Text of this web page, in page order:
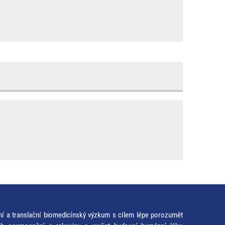
a translační biomedicínský výzkum s cílem lépe porozumět